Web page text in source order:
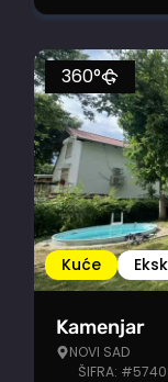
Kuće
360°
Kamenjar
NOVI SAD
ŠIFRA: